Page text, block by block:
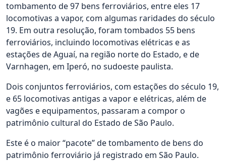
tombamento de 97 bens ferroviários, entre eles 17
locomotivas a vapor, com algumas raridades do século
19. Em outra resolução, foram tombados 55 bens
ferroviários, incluindo locomotivas elétricas e as
estações de Aguaí, na região norte do Estado, e de
Varnhagen, em Iperó, no sudoeste paulista.
Dois conjuntos ferroviários, com estações do século 19,
e 65 locomotivas antigas a vapor e elétricas, além de
vagões e equipamentos, passaram a compor o
patrimônio cultural do Estado de São Paulo.
Este é o maior “pacote” de tombamento de bens do
patrimônio ferroviário já registrado em São Paulo.